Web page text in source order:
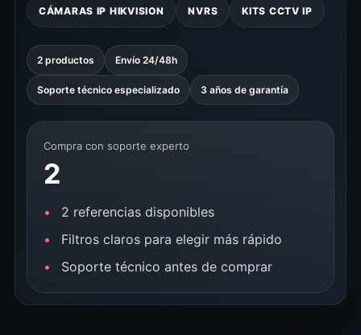
CÁMARAS IP HIKVISION NVRS KITS CCTV IP
2 productos Envío 24/48h
Soporte técnico especializado 3 años de garantía
Compra con soporte experto
2
2 referencias disponibles
Filtros claros para elegir más rápido
Soporte técnico antes de comprar